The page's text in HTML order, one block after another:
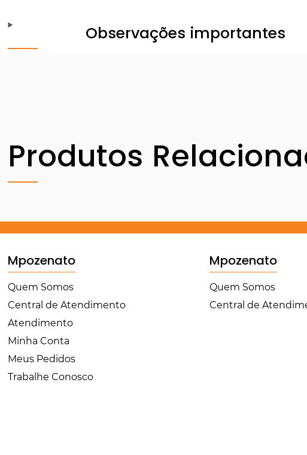
Observações importantes
Produtos
Mpozenato
Quem Somos
Central de Atendimento
Atendimento
Minha Conta
Meus Pedidos
Trabalhe Conosco
Mpozenato
Quem Somos
Central de